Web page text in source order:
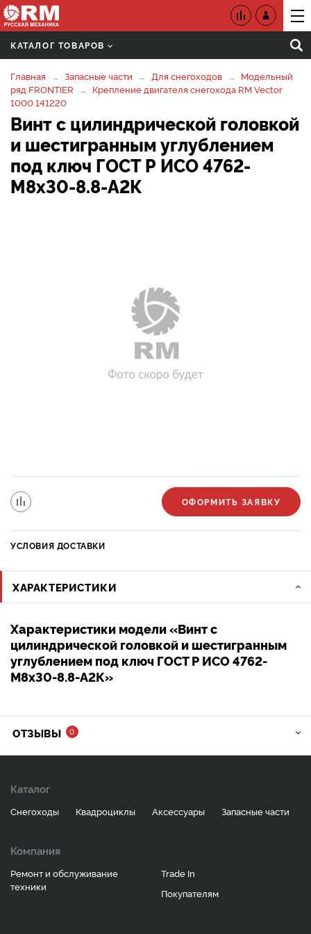
КАТАЛОГ ТОВАРОВ
Главная Запасные части Для снегоходов
Модельный
ряд FRONTIER
Крепление двигателя снегохода RM Vector
1000 141220
Винт с цилиндрической головкой
и шестигранным углублением
под ключ ГОСТ Р ИСО 4762-
M8х30-8.8-А2К
ОФОРМИТЬ ЗАЯВКУ
УСЛОВИЯ ДОСТАВКИ
ХАРАКТЕРИСТИКИ
Характеристики модели «Винт с
цилиндрической головкой и шестигранным
углублением под ключ ГОСТ Р ИСО 4762-
M8х30-8.8-А2К»
ОТЗЫВЫ 0
Каталог
Снегоходы Квадроциклы Аксессуары Запасные части
Компания
Ремонт и обслуживание
техники
Trade In
Покупателям